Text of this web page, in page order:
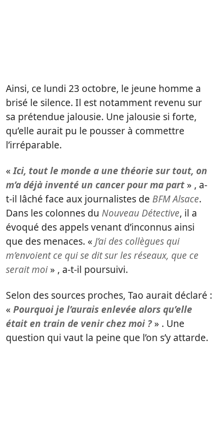
Ainsi, ce lundi 23 octobre, le jeune homme a
brisé le silence. Il est notamment revenu sur
sa prétendue jalousie. Une jalousie si forte,
qu’elle aurait pu le pousser à commettre
l’irréparable.
«Ici, tout le monde a une théorie sur tout, on
m’a déjà inventé un cancer pour ma part » , a-
t-il lâché face aux journalistes de BFM Alsace.
Dans les colonnes du Nouveau Détective, il a
évoqué des appels venant d’inconnus ainsi
que des menaces. « J’ai des collègues qui
m’envoient ce qui se dit sur les réseaux, que ce
serait moi » , a-t-il poursuivi.
Selon des sources proches, Tao aurait déclaré :
« Pourquoi je l’aurais enlevée alors qu’elle
était en train de venir chez moi ?» . Une
question qui vaut la peine que l’on s’y attarde.